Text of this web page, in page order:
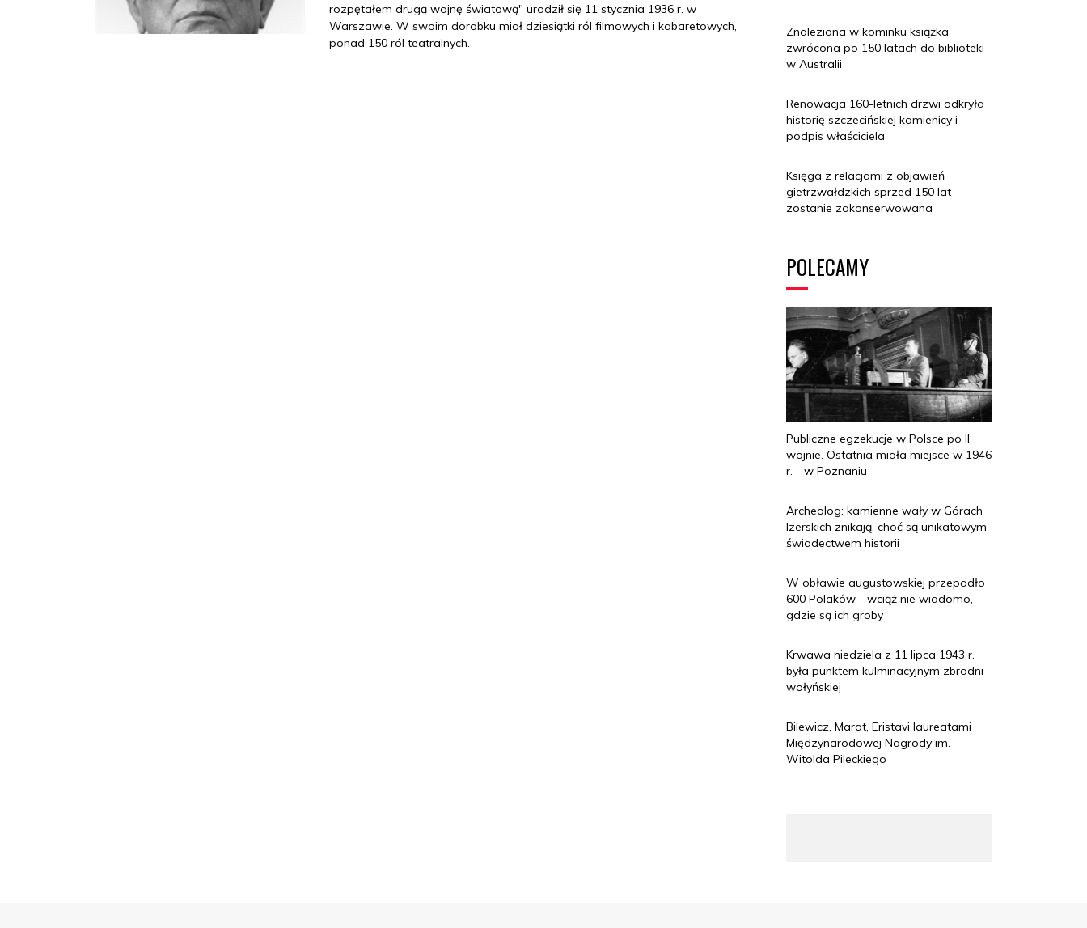
rozpętałem drugą wojnę światową" urodził się 11 stycznia 1936 r. w
Warszawie. W swoim dorobku miał dziesiątki ról filmowych i kabaretowych,
ponad 150 ról teatralnych.
Znaleziona w kominku książka
zwrócona po 150 latach do biblioteki
w Australii
Renowacja 160-letnich drzwi odkryła
historię szczecińskiej kamienicy i
podpis właściciela
Księga z relacjami z objawień
gietrzwałdzkich sprzed 150 lat
zostanie zakonserwowana
POLECAMY
Publiczne egzekucje w Polsce po II
wojnie. Ostatnia miała miejsce w 1946
r. - w Poznaniu
Archeolog: kamienne wały w Górach
Izerskich znikają, choć są unikatowym
świadectwem historii
W obławie augustowskiej przepadło
600 Polaków - wciąż nie wiadomo,
gdzie są ich groby
Krwawa niedziela z 11 lipca 1943 r.
była punktem kulminacyjnym zbrodni
wołyńskiej
Bilewicz, Marat, Eristavi laureatami
Międzynarodowej Nagrody im.
Witolda Pileckiego